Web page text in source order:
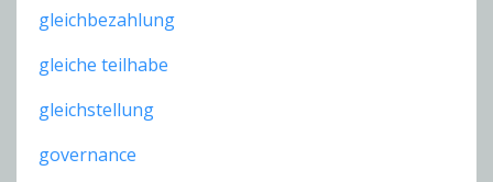
gleichbezahlung
gleiche teilhabe
gleichstellung
governance